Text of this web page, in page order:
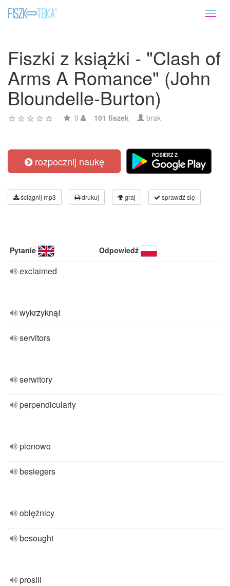
Fiszki z książki - "Clash of
Arms A Romance" (John
Bloundelle-Burton)
0 101 fiszek brak
rozpocznij naukę
ściągnij mp3 drukuj graj sprawdź się
Pytanie Odpowiedź
exclaimed
wykrzyknął
servitors
serwitory
perpendicularly
pionowo
besiegers
oblężnicy
besought
prosili